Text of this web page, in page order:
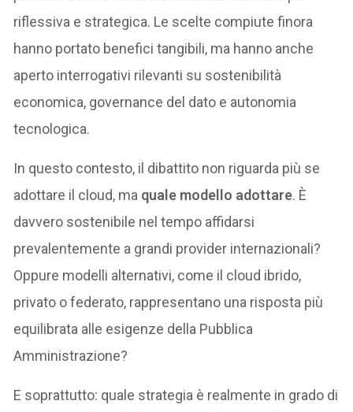
riflessiva e strategica. Le scelte compiute finora
hanno portato benefici tangibili, ma hanno anche
aperto interrogativi rilevanti su sostenibilità
economica, governance del dato e autonomia
tecnologica.
In questo contesto, il dibattito non riguarda più se
adottare il cloud, ma quale modello adottare. È
davvero sostenibile nel tempo affidarsi
prevalentemente a grandi provider internazionali?
Oppure modelli alternativi, come il cloud ibrido,
privato o federato, rappresentano una risposta più
equilibrata alle esigenze della Pubblica
Amministrazione?
E soprattutto: quale strategia è realmente in grado di